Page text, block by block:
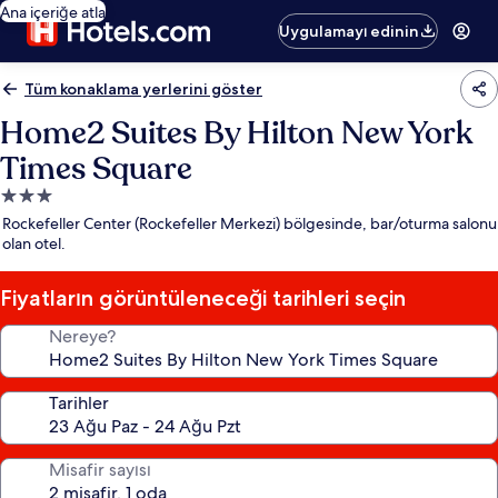
Ana içeriğe atla
Uygulamayı edinin
Tüm konaklama yerlerini göster
Home2 Suites By Hilton New York
Times Square
3.0
yıldızlı
konaklama
yeri
Rockefeller Center (Rockefeller Merkezi) bölgesinde, bar/oturma salonu
olan otel.
Fiyatların görüntüleneceği tarihleri seçin
Nereye?
Tarihler
Misafir sayısı